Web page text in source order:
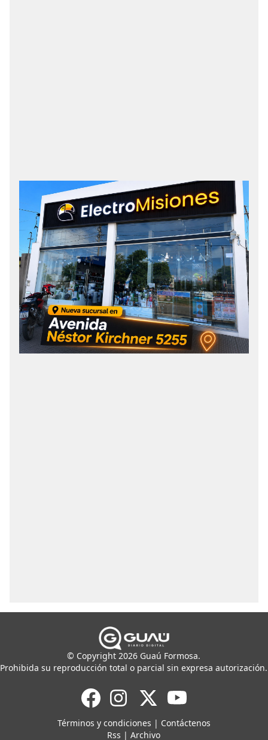
© Copyright 2026 Guaú Formosa.
Prohibida su reproducción total o parcial sin expresa autorización.
Términos y condiciones | Contáctenos
Rss |Archivo